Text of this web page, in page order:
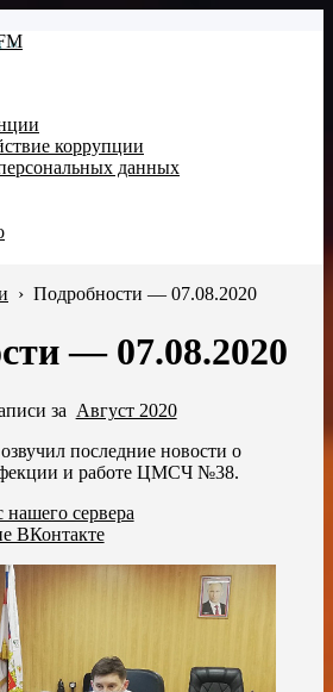
коррупции
данных
› Подробности — 07.08.2020
— 07.08.2020
за Август 2020
последние новости о
и работе ЦМСЧ №38.
нашего сервера
ВКонтакте